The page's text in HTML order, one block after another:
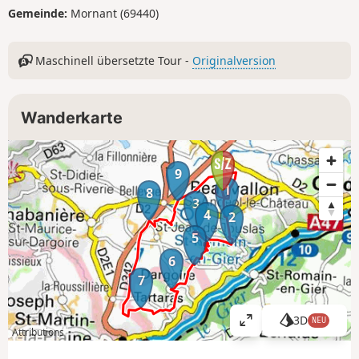
Gemeinde: Mornant (69440)
Maschinell übersetzte Tour - Originalversion
Wanderkarte
1
2
3
4
5
6
7
8
9
Attributions
K
a
3D NEU